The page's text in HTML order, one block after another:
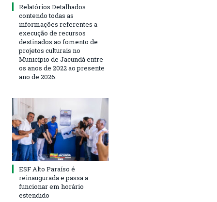
Relatórios Detalhados
contendo todas as
informações referentes a
execução de recursos
destinados ao fomento de
projetos culturais no
Município de Jacundá entre
os anos de 2022 ao presente
ano de 2026.
ESF Alto Paraíso é
reinaugurada e passa a
funcionar em horário
estendido